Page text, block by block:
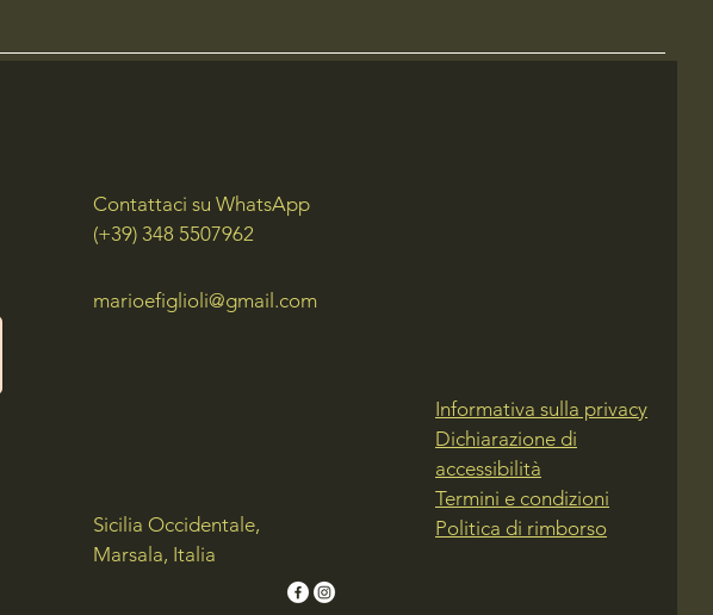
Contattaci su WhatsApp
(+39) 348 5507962
marioefiglioli@gmail.com
Sicilia Occidentale,
Marsala, Italia
Informativa sulla privacy
Dichiarazione di
accessibilità
Termini e condizioni
Politica di rimborso